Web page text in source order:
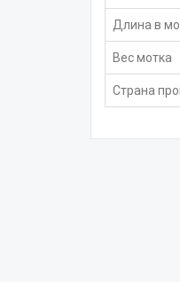
Длина в
Вес мотка
Страна